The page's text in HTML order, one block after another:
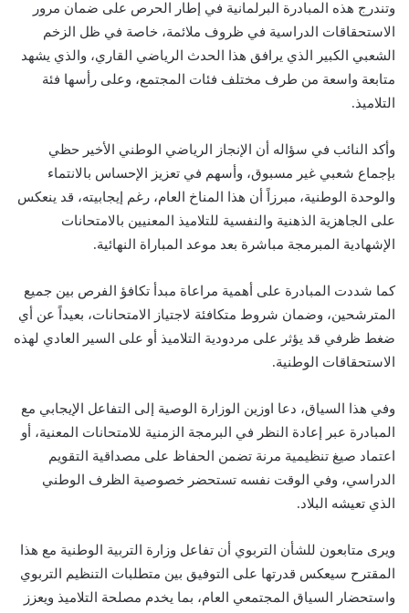
وتندرج هذه المبادرة البرلمانية في إطار الحرص على ضمان مرور
الاستحقاقات الدراسية في ظروف ملائمة، خاصة في ظل الزخم
الشعبي الكبير الذي يرافق هذا الحدث الرياضي القاري، والذي يشهد
متابعة واسعة من طرف مختلف فئات المجتمع، وعلى رأسها فئة
التلاميذ.
وأكد النائب في سؤاله أن الإنجاز الرياضي الوطني الأخير حظي
بإجماع شعبي غير مسبوق، وأسهم في تعزيز الإحساس بالانتماء
والوحدة الوطنية، مبرزاً أن هذا المناخ العام، رغم إيجابيته، قد ينعكس
على الجاهزية الذهنية والنفسية للتلاميذ المعنيين بالامتحانات
الإشهادية المبرمجة مباشرة بعد موعد المباراة النهائية.
كما شددت المبادرة على أهمية مراعاة مبدأ تكافؤ الفرص بين جميع
المترشحين، وضمان شروط متكافئة لاجتياز الامتحانات، بعيداً عن أي
ضغط ظرفي قد يؤثر على مردودية التلاميذ أو على السير العادي لهذه
الاستحقاقات الوطنية.
وفي هذا السياق، دعا اوزين الوزارة الوصية إلى التفاعل الإيجابي مع
المبادرة عبر إعادة النظر في البرمجة الزمنية للامتحانات المعنية، أو
اعتماد صيغ تنظيمية مرنة تضمن الحفاظ على مصداقية التقويم
الدراسي، وفي الوقت نفسه تستحضر خصوصية الظرف الوطني
الذي تعيشه البلاد.
ويرى متابعون للشأن التربوي أن تفاعل وزارة التربية الوطنية مع هذا
المقترح سيعكس قدرتها على التوفيق بين متطلبات التنظيم التربوي
واستحضار السياق المجتمعي العام، بما يخدم مصلحة التلاميذ ويعزز